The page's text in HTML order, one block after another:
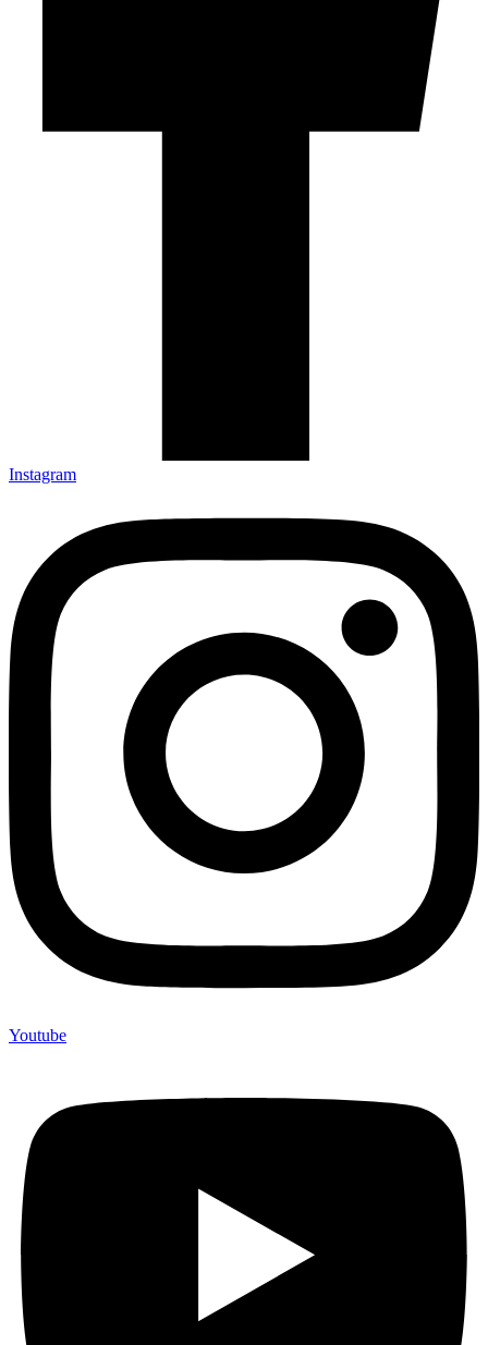
Instagram
Youtube